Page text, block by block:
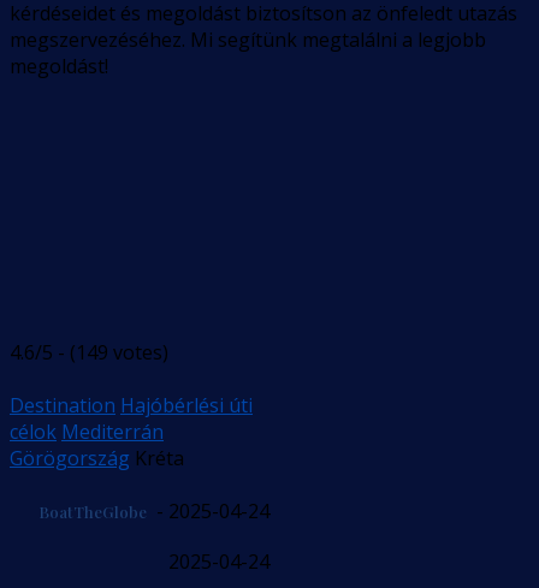
kérdéseidet és megoldást biztosítson az önfeledt utazás
megszervezéséhez. Mi segítünk megtalálni a legjobb
megoldást!
4.6/5 - (149 votes)
Destination Hajóbérlési úti
célok Mediterrán
Görögország Kréta
BoatTheGlobe - 2025-04-24
2025-04-24